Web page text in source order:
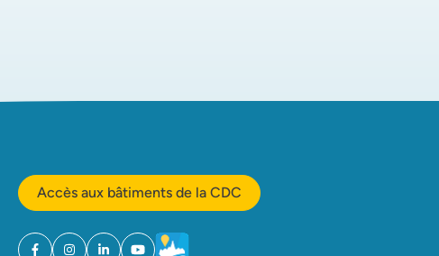
Accès aux bâtiments de la CDC